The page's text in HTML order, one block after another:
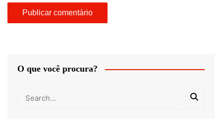
O que você procura?